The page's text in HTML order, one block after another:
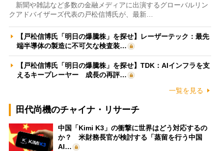
新聞や雑誌など多数の金融メディアに出演するグローバルリン
クアドバイザーズ代表の戸松信博氏が、最新…
【戸松信博氏「明日の爆騰株」を探せ】レーザーテック：最先
端半導体の製造に不可欠な検査装…
【戸松信博氏「明日の爆騰株」を探せ】TDK：AIインフラを支
えるキープレーヤー 成長の再評…
一覧を見る
田代尚機のチャイナ・リサーチ
中国「Kimi K3」の衝撃に世界はどう対応するの
か？ 米財務長官が検討する「蒸留を行う中国
AI…